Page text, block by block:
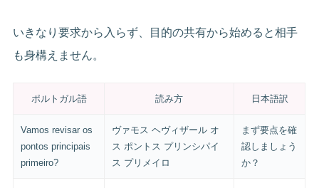
いきなり要求から入らず、目的の共有から始めると相手
も身構えません。
ポルトガル語 読み方 日本語訳
Vamos revisar os
pontos principais
primeiro?
ヴァモス ヘヴィザール オ
ス ポントス プリンシパイ
ス プリメイロ
まず要点を確
認しましょう
か？